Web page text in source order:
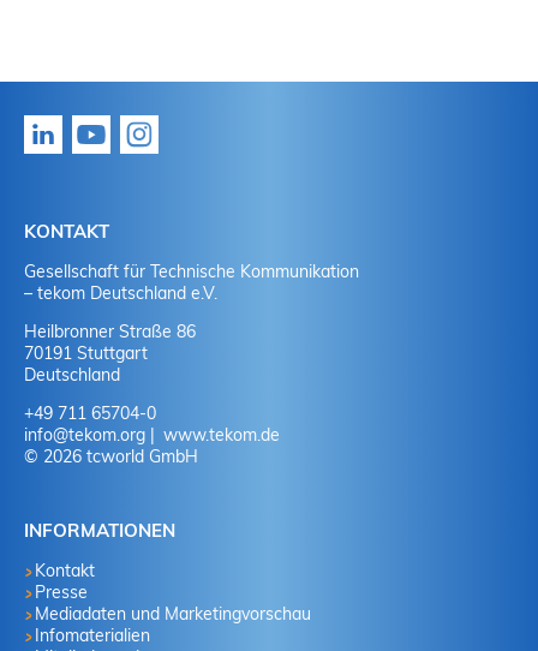
KONTAKT
Gesellschaft für Technische Kommunikation
– tekom Deutschland e.V.
Heilbronner Straße 86
70191 Stuttgart
Deutschland
+49 711 65704-0
info@tekom.org
www.tekom.de
© 2026 tcworld GmbH
INFORMATIONEN
Kontakt
Presse
Mediadaten und Marketingvorschau
Infomaterialien